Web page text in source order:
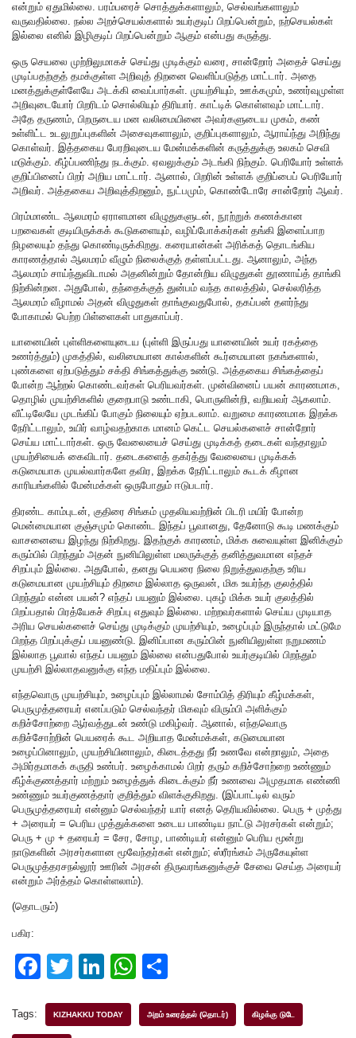
என்றும் ஏதுமில்லை. பரம்பரைச் சொத்துக்களாலும், செல்வங்களாலும்
வருவதில்லை. நல்ல அறச்செயல்களால் உயர்குடிப் பிறப்பென்றும், நற்செயல்கள்
இல்லை எனில் இழிகுடிப் பிறப்பென்றும் ஆகும் என்பது கருத்து.
ஒரு செயலை முற்றிலுமாகச் செய்து முடிக்கும் வரை, சான்றோர் அதைச் செய்து
முடிப்பதற்குத் தமக்குள்ள அறிவுத் திறனை வெளிப்படுத்த மாட்டார். அதை
மனத்துக்குள்ளேயே அடக்கி வைப்பார்கள். முயற்சியும், ஊக்கமும், உணர்வுமுள்ள
அறிவுடையோர் பிறரிடம் சொல்லியும் திரியார். காட்டிக் கொள்ளவும் மாட்டார்.
அதே தருணம், பிறருடைய மன வலிமையினை அவர்களுடைய முகம், கண்
உள்ளிட்ட உடலுறுப்புகளின் அசைவுகளாலும், குறிப்புகளாலும், ஆராய்ந்து அறிந்து
கொள்வர். இத்தகைய பேரறிவுடைய மேன்மக்களின் கருத்துக்கு உலகம் செவி
மடுக்கும். கீழ்ப்பணிந்து நடக்கும். ஏவலுக்கும் அடங்கி நிற்கும். பெரியோர் உள்ளக்
குறிப்பினைப் பிறர் அறிய மாட்டார். ஆனால், பிறரின் உள்ளக் குறிப்பைப் பெரியோர்
அறிவர். அத்தகைய அறிவுத்திறனும், நுட்பமும், கொண்டோரே சான்றோர் ஆவர்.
பிரம்மாண்ட ஆலமரம் ஏராளமான விழுதுகளுடன், நூற்றுக் கணக்கான
பறவைகள் குடியிருக்கக் கூடுகளையும், வழிப்போக்கர்கள் தங்கி இளைப்பாற
நிழலையும் தந்து கொண்டிருக்கிறது. கரையான்கள் அரிக்கத் தொடங்கிய
காரணத்தால் ஆலமரம் வீழும் நிலைக்குத் தள்ளப்பட்டது. ஆனாலும், அந்த
ஆலமரம் சாய்ந்துவிடாமல் அதனின்றும் தோன்றிய விழுதுகள் தூணாய்த் தாங்கி
நிற்கின்றன. அதுபோல், தந்தைக்குத் துன்பம் வந்த காலத்தில், செல்லரித்த
ஆலமரம் வீழாமல் அதன் விழுதுகள் தாங்குவதுபோல், தகப்பன் தளர்ந்து
போகாமல் பெற்ற பிள்ளைகள் பாதுகாப்பர்.
யானையின் புள்ளிகளையுடைய (புள்ளி இருப்பது யானையின் உயர் ரகத்தை
உணர்த்தும்) முகத்தில், வலிமையான கால்களின் கூர்மையான நகங்களால்,
புண்களை ஏற்படுத்தும் சக்தி சிங்கத்துக்கு உண்டு. அத்தகைய சிங்கத்தைப்
போன்ற ஆற்றல் கொண்டவர்கள் பெரியவர்கள். முன்வினைப் பயன் காரணமாக,
தொழில் முயற்சிகளில் குறைபாடு உண்டாகி, பொருளின்றி, வறியவர் ஆகலாம்.
வீட்டிலேயே முடங்கிப் போகும் நிலையும் ஏற்படலாம். வறுமை காரணமாக இறக்க
நேரிட்டாலும், உயிர் வாழ்வதற்காக மானம் கெட்ட செயல்களைச் சான்றோர்
செய்ய மாட்டார்கள். ஒரு வேலையைச் செய்து முடிக்கத் தடைகள் வந்தாலும்
முயற்சியைக் கைவிடார். தடைகளைத் தகர்த்து வேலையை முடிக்கக்
கடுமையாக முயல்வார்களே தவிர, இறக்க நேரிட்டாலும் கூடக் கீழான
காரியங்களில் மேன்மக்கள் ஒருபோதும் ஈடுபடார்.
திரண்ட காம்புடன், குதிரை சிங்கம் முதலியவற்றின் பிடரி மயிர் போன்ற
மென்மையான குஞ்சமும் கொண்ட இந்தப் பூவானது, தேனோடு கூடி மணக்கும்
வாசனையை இழந்து நிற்கிறது. இதற்குக் காரணம், மிக்க சுவையுள்ள இனிக்கும்
கரும்பில் பிறந்தும் அதன் நுனியிலுள்ள மலருக்குத் தனித்துவமான எந்தச்
சிறப்பும் இல்லை. அதுபோல், தனது பெயரை நிலை நிறுத்துவதற்கு உரிய
கடுமையான முயற்சியும் திறமை இல்லாத ஒருவன், மிக உயர்ந்த குலத்தில்
பிறந்தும் என்ன பயன்? எந்தப் பயனும் இல்லை. புகழ் மிக்க உயர் குலத்தில்
பிறப்பதால் பிரத்யேகச் சிறப்பு எதுவும் இல்லை. மற்றவர்களால் செய்ய முடியாத
அரிய செயல்களைச் செய்து முடிக்கும் முயற்சியும், உழைப்பும் இருந்தால் மட்டுமே
பிறந்த பிறப்புக்குப் பயனுண்டு. இனிப்பான கரும்பின் நுனியிலுள்ள நறுமணம்
இல்லாத பூவால் எந்தப் பயனும் இல்லை என்பதுபோல் உயர்குடியில் பிறந்தும்
முயற்சி இல்லாதவனுக்கு எந்த மதிப்பும் இல்லை.
எந்தவொரு முயற்சியும், உழைப்பும் இல்லாமல் சோம்பித் திரியும் கீழ்மக்கள்,
பெருமுத்தரையர் எனப்படும் செல்வந்தர் மிகவும் விரும்பி அளிக்கும்
கறிச்சோற்றை ஆர்வத்துடன் உண்டு மகிழ்வர். ஆனால், எந்தவொரு
கறிச்சோற்றின் பெயரைக் கூட அறியாத மேன்மக்கள், கடுமையான
உழைப்பினாலும், முயற்சியினாலும், கிடைத்தது நீர் உணவே என்றாலும், அதை
அமிர்தமாகக் கருதி உண்பர். உழைக்காமல் பிறர் தரும் கறிச்சோற்றை உண்ணும்
கீழ்க்குணத்தார் மற்றும் உழைத்துக் கிடைக்கும் நீர் உணவை அமுதமாக எண்ணி
உண்ணும் உயர்குணத்தார் குறித்தும் விளக்குகிறது. (இப்பாட்டில் வரும்
பெருமுத்தரையர் என்னும் செல்வந்தர் யார் எனத் தெரியவில்லை. பெரு + முத்து
+ அரையர் = பெரிய முத்துக்களை உடைய பாண்டிய நாட்டு அரசர்கள் என்றும்;
பெரு + மு + தரையர் = சேர, சோழ, பாண்டியர் என்னும் பெரிய மூன்று
நாடுகளின் அரசர்களான மூவேந்தர்கள் என்றும்; ஸ்ரீரங்கம் அருகேயுள்ள
பெருமுத்தரசநல்லூர் ஊரின் அரசன் திருவரங்கனுக்குச் சேவை செய்த அரையர்
என்றும் அர்த்தம் கொள்ளலாம்).
(தொடரும்)
பகிர:
F
c
T
tt
Li
k
W
at ar
Tags: KIZHAKKU TODAY அறம் உரைத்தல் (தொடர்) கிழக்கு டுடே